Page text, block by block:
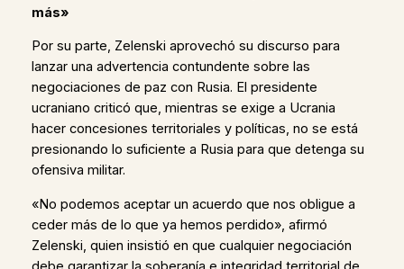
más»
Por su parte, Zelenski aprovechó su discurso para
lanzar una advertencia contundente sobre las
negociaciones de paz con Rusia. El presidente
ucraniano criticó que, mientras se exige a Ucrania
hacer concesiones territoriales y políticas, no se está
presionando lo suficiente a Rusia para que detenga su
ofensiva militar.
«No podemos aceptar un acuerdo que nos obligue a
ceder más de lo que ya hemos perdido», afirmó
Zelenski, quien insistió en que cualquier negociación